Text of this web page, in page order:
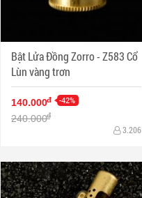
Bật Lửa Đồng Zorro - Z583 Cổ
Lùn vàng trơn
140.000đ -42%
240.000đ
3.206